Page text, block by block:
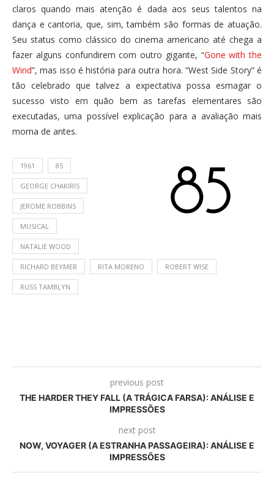
claros quando mais atenção é dada aos seus talentos na
dança e cantoria, que, sim, também são formas de atuação.
Seu status como clássico do cinema americano até chega a
fazer alguns confundirem com outro gigante, “Gone with the
Wind”, mas isso é história para outra hora. “West Side Story” é
tão celebrado que talvez a expectativa possa esmagar o
sucesso visto em quão bem as tarefas elementares são
executadas, uma possível explicação para a avaliação mais
morna de antes.
1961 85
GEORGE CHAKIRIS
JEROME ROBBINS
MUSICAL
NATALIE WOOD
RICHARD BEYMER RITA MORENO ROBERT WISE
RUSS TAMBLYN
previous post
THE HARDER THEY FALL (A TRÁGICA FARSA): ANÁLISE E
IMPRESSÕES
next post
NOW, VOYAGER (A ESTRANHA PASSAGEIRA): ANÁLISE E
IMPRESSÕES